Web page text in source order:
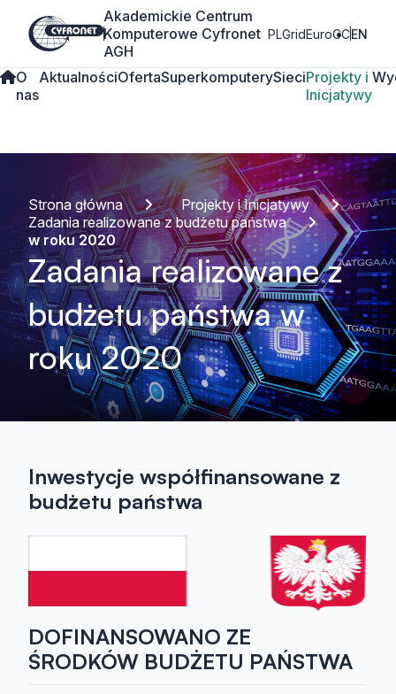
Akademickie Centrum
Komputerowe Cyfronet
AGH
PLGridEuroCCEN
O
nas
AktualnościOfertaSuperkomputerySieciProjekty i
Inicjatywy
Strona główna
Projekty i Inicjatywy
Zadania realizowane z budżetu państwa
w roku 2020
Zadania realizowane z
budżetu państwa w
roku 2020
Inwestycje współfinansowane z
budżetu państwa
DOFINANSOWANO ZE
ŚRODKÓW BUDŻETU PAŃSTWA